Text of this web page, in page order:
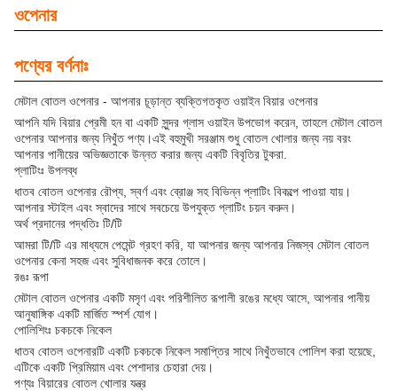
ওপেনার
পণ্যের বর্ণনাঃ
মেটাল বোতল ওপেনার - আপনার চূড়ান্ত ব্যক্তিগতকৃত ওয়াইন বিয়ার ওপেনার
আপনি যদি বিয়ার প্রেমী হন বা একটি সুন্দর গ্লাস ওয়াইন উপভোগ করেন, তাহলে মেটাল বোতল
ওপেনার আপনার জন্য নিখুঁত পণ্য।এই বহুমুখী সরঞ্জাম শুধু বোতল খোলার জন্য নয় বরং
আপনার পানীয়ের অভিজ্ঞতাকে উন্নত করার জন্য একটি বিবৃতির টুকরা.
প্লাটিংঃ উপলব্ধ
ধাতব বোতল ওপেনার রৌপ্য, স্বর্ণ এবং ব্রোঞ্জ সহ বিভিন্ন প্লাটিং বিকল্পে পাওয়া যায়।
আপনার স্টাইল এবং স্বাদের সাথে সবচেয়ে উপযুক্ত প্লাটিং চয়ন করুন।
অর্থ প্রদানের পদ্ধতিঃ টি/টি
আমরা টি/টি এর মাধ্যমে পেমেন্ট গ্রহণ করি, যা আপনার জন্য আপনার নিজস্ব মেটাল বোতল
ওপেনার কেনা সহজ এবং সুবিধাজনক করে তোলে।
রঙঃ রূপা
মেটাল বোতল ওপেনার একটি মসৃণ এবং পরিশীলিত রূপালী রঙের মধ্যে আসে, আপনার পানীয়
আনুষাঙ্গিক একটি মার্জিত স্পর্শ যোগ।
পোলিশিংঃ চকচকে নিকেল
ধাতব বোতল ওপেনারটি একটি চকচকে নিকেল সমাপ্তির সাথে নিখুঁতভাবে পোলিশ করা হয়েছে,
এটিকে একটি প্রিমিয়াম এবং পেশাদার চেহারা দেয়।
পণ্যঃ বিয়ারের বোতল খোলার যন্ত্র